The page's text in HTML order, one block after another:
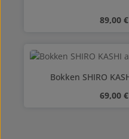
Prix
89,00 €
Bokken SHIRO
Prix
69,00 €